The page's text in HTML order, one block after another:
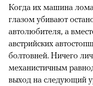
Когда их машина
глазом убивают
автолюбителя, а
австрийских
болтовней. Ничего
механистичным
выход на следующий